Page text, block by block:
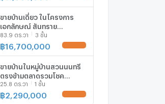
ขายบ้านเดี่ยว ในโครงการ
เอกลักษณ์ สันทราย
(Akaluck) เชียงใหม่ พร้อมบิ
วท์อิน ไม่รวมเฟอร์ฯ
83.9 ตร.วา 3 ชั้น
฿16,700,000
ขายบ้านในหมู่บ้านสวนนนทรี
ตรงข้ามตลาดรวมโชค
เชียงใหม่ เฟอร์นิเจอร์ครบ
T.0946511456
25.8 ตร.วา 1 ชั้น
฿2,290,000